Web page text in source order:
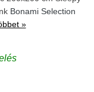
Bonami Selection
»